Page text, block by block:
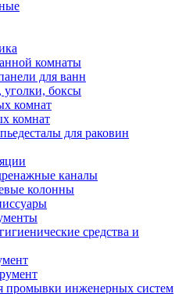
комнаты
для ванн
боксы
комнат
комнат
для раковин
каналы
колонны
средства и
промывки инженерных систем